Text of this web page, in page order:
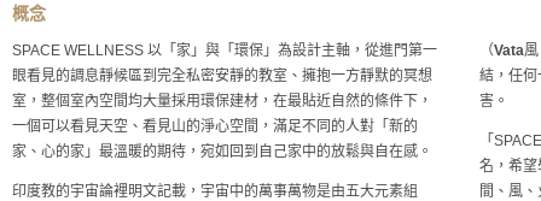
概念
SPACE WELLNESS 以「家」與「環保」為設計主軸，從進門第一
眼看見的調息靜候區到完全私密安靜的教室、擁抱一方靜默的冥想
室，整個室內空間均大量採用環保建材，在最貼近自然的條件下，
一個可以看見天空、看見山的淨心空間，滿足不同的人對「新的
家、心的家」最溫暖的期待，宛如回到自己家中的放鬆與自在感。
印度教的宇宙論裡明文記載，宇宙中的萬事萬物是由五大元素組
（Vata風
結，任何
害。
「
名，希望
間、風